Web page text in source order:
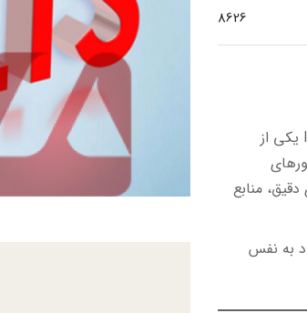
8626
آزمون IELTS یکی از
منابع
به نفس